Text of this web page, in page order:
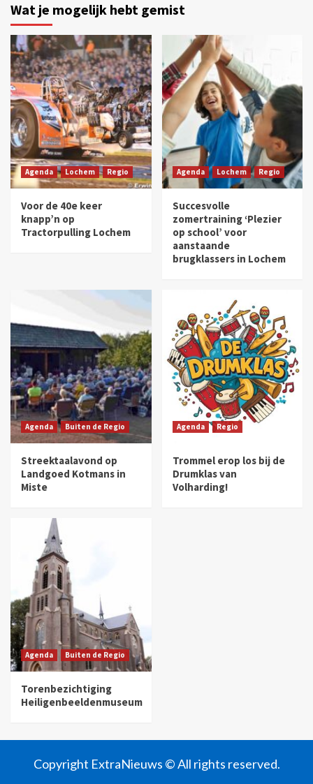
Wat je mogelijk hebt gemist
Agenda Lochem Regio
Voor de 40e keer
knapp’n op
Tractorpulling Lochem
Agenda Lochem Regio
Succesvolle
zomertraining ‘Plezier
op school’ voor
aanstaande
brugklassers in Lochem
Agenda Buiten de Regio
Streektaalavond op
Landgoed Kotmans in
Miste
Agenda Regio
Trommel erop los bij de
Drumklas van
Volharding!
Agenda Buiten de Regio
Torenbezichtiging
Heiligenbeeldenmuseum
Copyright ExtraNieuws © All rights reserved.